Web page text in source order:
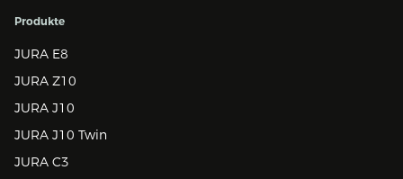
Produkte
JURA E8
JURA Z10
JURA J10
JURA J10 Twin
JURA C3